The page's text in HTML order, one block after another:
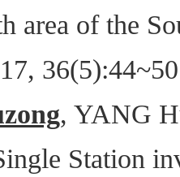
area of the
, YANG
Station